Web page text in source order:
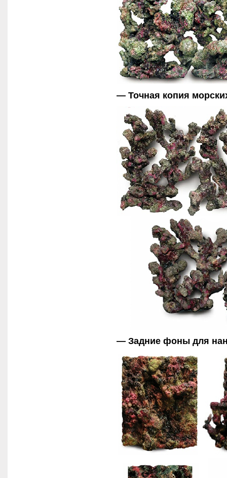
— Точная копия
— Задние фоны для